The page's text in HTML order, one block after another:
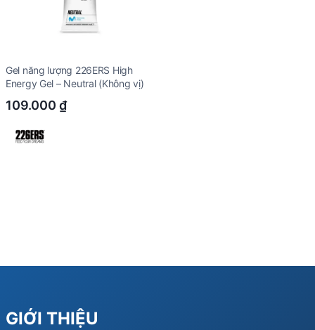
Gel năng lượng 226ERS High
Energy Gel – Neutral (Không vị)
109.000 ₫
GIỚI THIỆU